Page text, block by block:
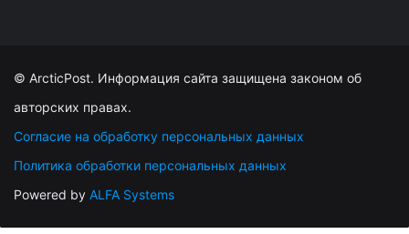
© ArcticPost. Информация сайта защищена законом об
авторских правах.
Согласие на обработку персональных данных
Политика обработки персональных данных
Powered by ALFA Systems